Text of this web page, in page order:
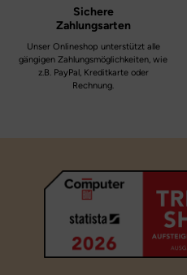
Verschluss:Sichere
Zahlungsarten
Unser Onlineshop unterstützt alle
gängigen Zahlungsmöglichkeiten, wie
z.B. PayPal, Kreditkarte oder
Rechnung.